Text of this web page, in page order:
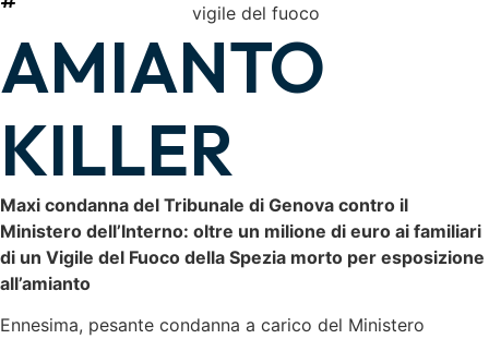
vigile del fuoco
AMIANTO
KILLER
Maxi condanna del Tribunale di Genova contro il
Ministero dell’Interno: oltre un milione di euro ai familiari
di un Vigile del Fuoco della Spezia morto per esposizione
all’amianto
Ennesima, pesante condanna a carico del Ministero